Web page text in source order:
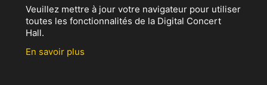
Veuillez mettre à jour votre navigateur pour utiliser
toutes les fonctionnalités de la Digital Concert
Hall.
En savoir plus